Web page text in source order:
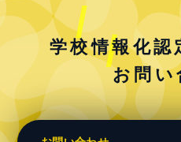
学校情報化認
お問